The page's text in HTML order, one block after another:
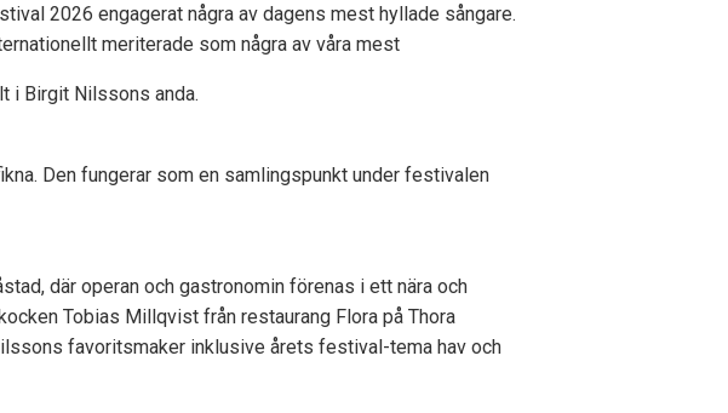
2026 engagerat några av dagens mest hyllade sångare.
meriterade som några av våra mest
i Birgit Nilssons anda.
Den fungerar som en samlingspunkt under festivalen
där operan och gastronomin förenas i ett nära och
Tobias Millqvist från restaurang Flora på Thora
favoritsmaker inklusive årets festival-tema hav och